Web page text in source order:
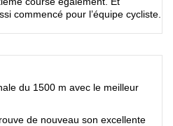
commencé pour l’équipe cycliste.
du 1500 m avec le meilleur
de nouveau son excellente